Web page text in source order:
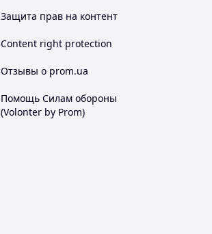
Защита прав на контент
Content right protection
Отзывы о prom.ua
Помощь Силам обороны
(Volonter by Prom)